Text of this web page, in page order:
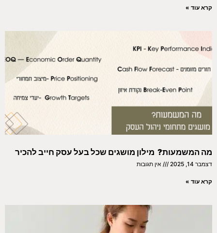
קרא עוד »
מה המשמעות? מילון מושגים שכל בעל עסק חייב להכיר
דצמבר 14, 2025 אין תגובות
קרא עוד »